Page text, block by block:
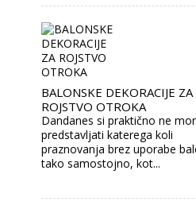
BALONSKE DEKORACIJE ZA
ROJSTVO OTROKA
Dandanes si praktično ne
predstavljati katerega koli
praznovanja brez uporabe
tako samostojno, kot...